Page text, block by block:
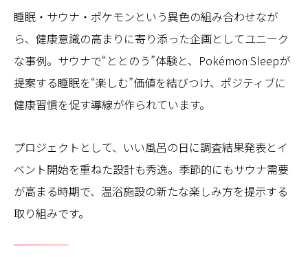
睡眠・サウナ・ポケモンという異色の組み合わせなが
ら、健康意識の高まりに寄り添った企画としてユニーク
な事例。サウナで“ととのう”体験と、Pokémon Sleepが
提案する睡眠を“楽しむ”価値を結びつけ、ポジティブに
健康習慣を促す導線が作られています。
プロジェクトとして、いい風呂の日に調査結果発表とイ
ベント開始を重ねた設計も秀逸。季節的にもサウナ需要
が高まる時期で、温浴施設の新たな楽しみ方を提示する
取り組みです。